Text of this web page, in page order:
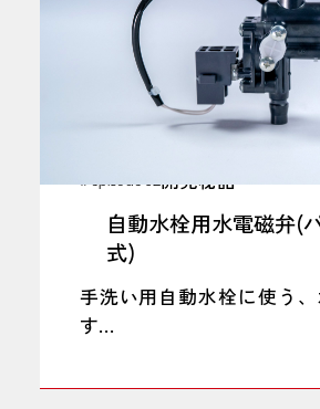
# episode 02開発秘話
自動水栓用水電磁弁(
式)
手洗い用自動水栓に使う
す
す